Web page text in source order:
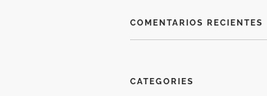
COMENTARIOS RECIENTES
CATEGORIES